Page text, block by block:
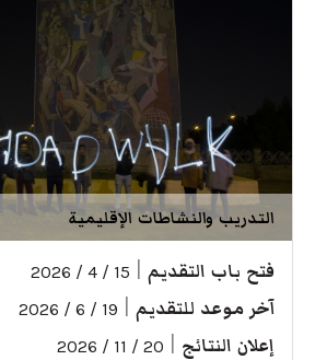
التدريب والنشاطات الإقليمية
فتح باب التقديم 15 / 4 / 2026
آخر موعد للتقديم 19 / 6 / 2026
إعلان النتائج 20 / 11 / 2026